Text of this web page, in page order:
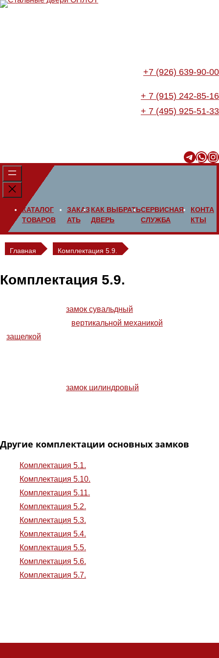
Перейти
+7 (926) 639-90-00
+ 7 (915) 242-85-16
+ 7 (495) 925-51-33
TelegramWhatsApp Instagram
КАТАЛОГ
ТОВАРОВ
ЗАКАЗ
АТЬ
КАК ВЫБРАТЬ
ДВЕРЬ
СЕРВИСНАЯ
СЛУЖБА
КОНТА
КТЫ
Главная Комплектация 5.9.
Комплектация 5.9.
замок сувальдный
вертикальной механикой
защелкой
замок цилиндровый
Другие комплектации основных замков
Комплектация 5.1.
Комплектация 5.10.
Комплектация 5.11.
Комплектация 5.2.
Комплектация 5.3.
Комплектация 5.4.
Комплектация 5.5.
Комплектация 5.6.
Комплектация 5.7.